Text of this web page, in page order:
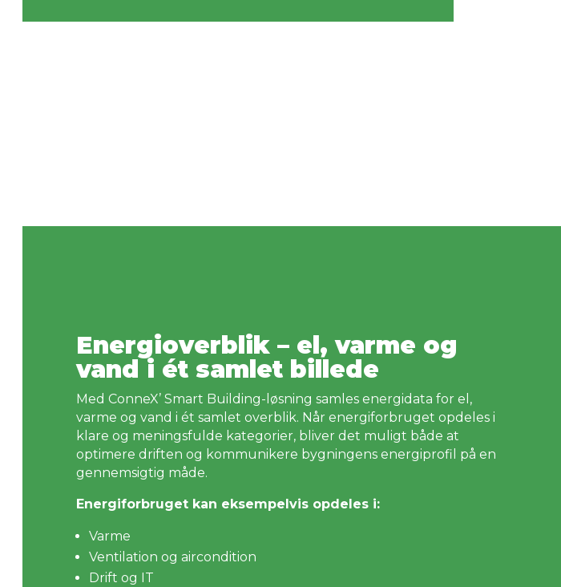
Energioverblik – el, varme og
vand i ét samlet billede
Med ConneX’ Smart Building-løsning samles energidata for el,
varme og vand i ét samlet overblik. Når energiforbruget opdeles i
klare og meningsfulde kategorier, bliver det muligt både at
optimere driften og kommunikere bygningens energiprofil på en
gennemsigtig måde.
Energiforbruget kan eksempelvis opdeles i:
Varme
Ventilation og aircondition
Drift og IT